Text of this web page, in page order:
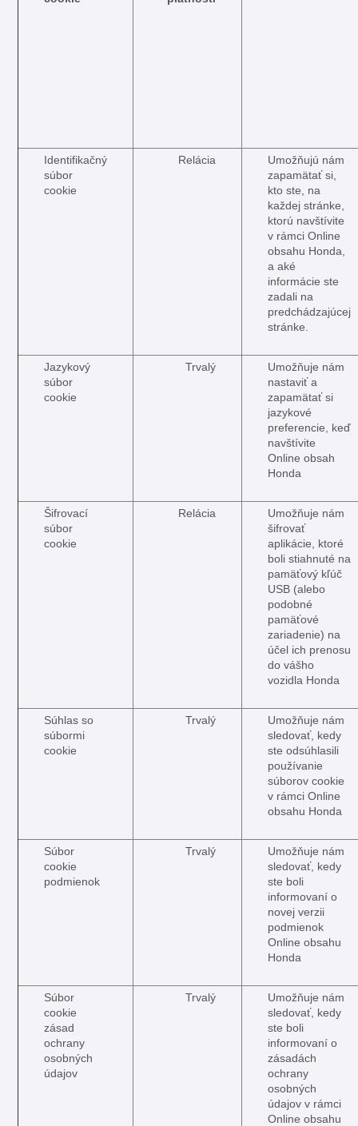
Identifikačný
súbor
cookie
Relácia
Umožňujú nám
zapamätať si,
kto ste, na
každej stránke,
ktorú navštívite
v rámci Online
obsahu Honda,
a aké
informácie ste
zadali na
predchádzajúcej
stránke.
Jazykový
súbor
cookie
Trvalý
Umožňuje nám
nastaviť a
zapamätať si
jazykové
preferencie, keď
navštívite
Online obsah
Honda
Šifrovací
súbor
cookie
Relácia
Umožňuje nám
šifrovať
aplikácie, ktoré
boli stiahnuté na
pamäťový kľúč
USB (alebo
podobné
pamäťové
zariadenie) na
účel ich prenosu
do vášho
vozidla Honda
Súhlas so
súbormi
cookie
Trvalý
Umožňuje nám
sledovať, kedy
ste odsúhlasili
používanie
súborov cookie
v rámci Online
obsahu Honda
Súbor
cookie
podmienok
Trvalý
Umožňuje nám
sledovať, kedy
ste boli
informovaní o
novej verzii
podmienok
Online obsahu
Honda
Súbor
cookie
zásad
ochrany
osobných
údajov
Trvalý
Umožňuje nám
sledovať, kedy
ste boli
informovaní o
zásadách
ochrany
osobných
údajov v rámci
Online obsahu